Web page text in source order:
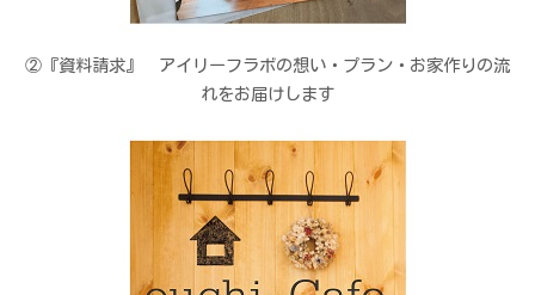
②『資料請求』 アイリーフラボの想い・プラン・お家作りの流
れをお届けします